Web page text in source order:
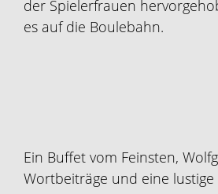
der Spielerfrauen
es auf die Boulebahn.
Ein Buffet vom Feinsten,
Wortbeiträge und eine lustige